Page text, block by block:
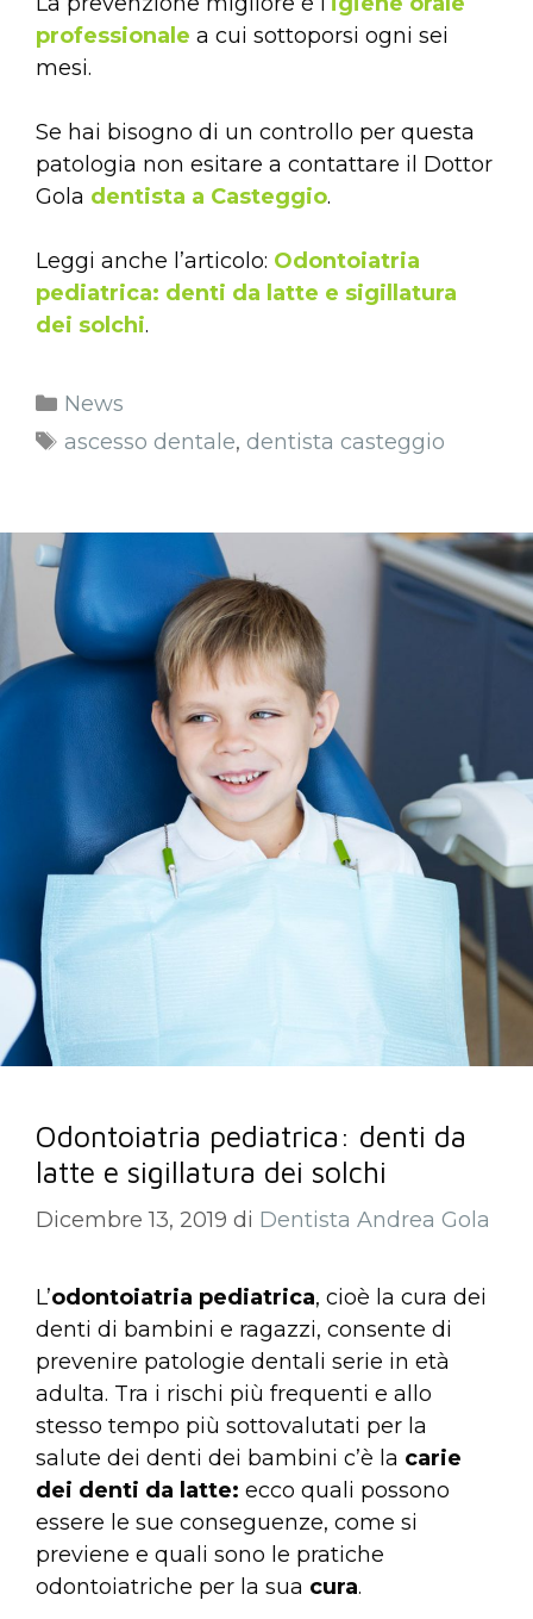
professionale a cui sottoporsi ogni sei
mesi.
Se hai bisogno di un controllo per questa
patologia non esitare a contattare il Dottor
Gola dentista a Casteggio.
Leggi anche l’articolo: Odontoiatria
pediatrica: denti da latte e sigillatura
dei solchi.
News
ascesso dentale, dentista casteggio
Odontoiatria pediatrica: denti da
latte e sigillatura dei solchi
Dicembre 13, 2019 di Dentista Andrea Gola
L’odontoiatria pediatrica, cioè la cura dei
denti di bambini e ragazzi, consente di
prevenire patologie dentali serie in età
adulta. Tra i rischi più frequenti e allo
stesso tempo più sottovalutati per la
salute dei denti dei bambini c’è la carie
dei denti da latte: ecco quali possono
essere le sue conseguenze, come si
previene e quali sono le pratiche
odontoiatriche per la sua cura.